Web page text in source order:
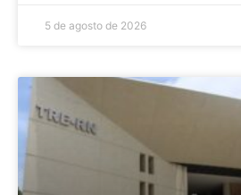
5 de agosto de 2026